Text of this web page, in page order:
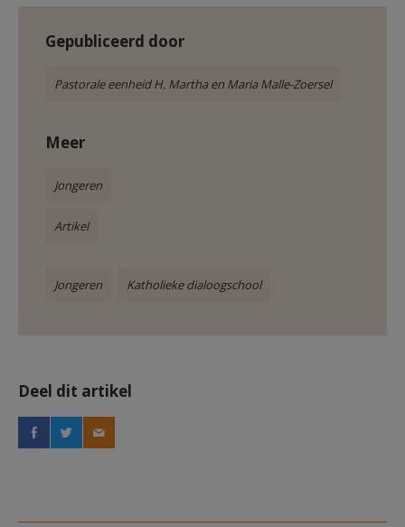
Gepubliceerd door
Pastorale eenheid H. Martha en Maria Malle-Zoersel
Meer
Jongeren
Artikel
Jongeren Katholieke dialoogschool
Deel dit artikel